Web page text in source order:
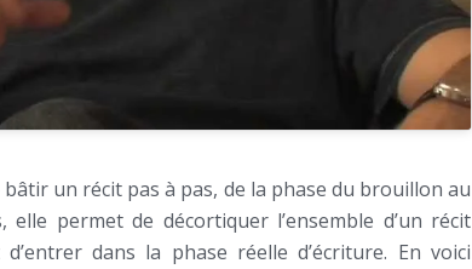
un récit pas à pas, de la phase du brouillon au
permet de décortiquer l’ensemble d’un récit
dans la phase réelle d’écriture. En voici